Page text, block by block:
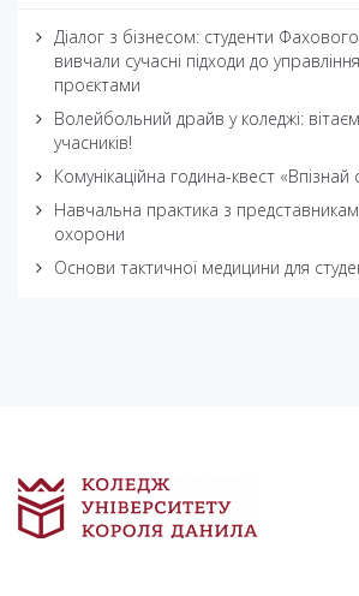
Діалог з бізнесом: студенти
вивчали сучасні підходи до
проєктами
Волейбольний драйв у коледжі:
учасників!
Комунікаційна година-квест «Впізнай
Навчальна практика з
охорони
Основи тактичної медицини для